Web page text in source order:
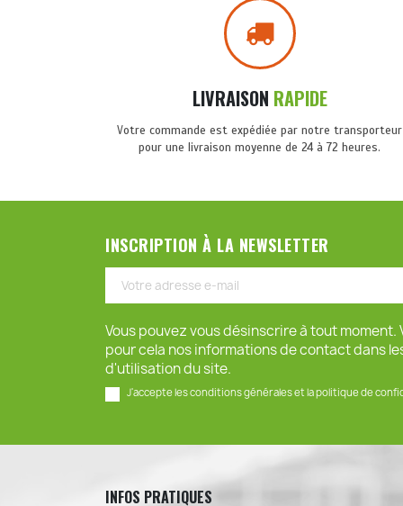
LIVRAISON RAPIDE
Votre commande est expédiée par notre transporteur
pour une livraison moyenne de 24 à 72 heures.
INSCRIPTION À LA NEWSLETTER
Vous pouvez vous désinscrire à tout moment.
pour cela nos informations de contact dans
d'utilisation du site.
J'accepte les conditions générales et la politique de
INFOS PRATIQUES